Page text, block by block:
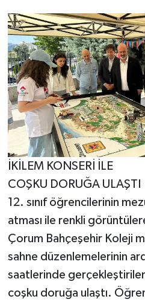
İKİLEM KONSERİ İLE
COŞKU DORUĞA ULAŞTI
12. sınıf öğrencilerinin
atması ile renkli
Çorum Bahçeşehir Koleji
sahne düzenlemelerinin
saatlerinde
coşku doruğa ulaştı.